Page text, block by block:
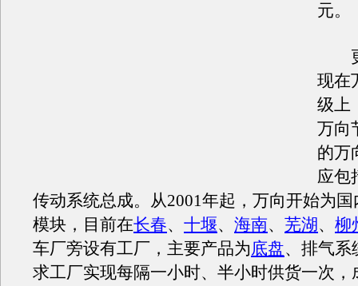
元。
更
现在
级上
万向
的万
应包
传动系统总成。从2001年起，万向开始为
模块，目前在长春、 十堰、 海南、 芜湖、 柳
车厂旁设有工厂，主要产品为底盘、排气系
求工厂实现每隔一小时、半小时供货一次，